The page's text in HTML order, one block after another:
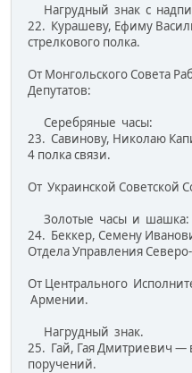
Нагрудный знак с
22. Курашеву, Ефиму
стрелкового полка.
От Монгольского Совета
Депутатов:
Серебряные часы:
23. Савинову, Николаю
4 полка связи.
От Украинской Советской
Золотые часы и шашка:
24. Беккер, Семену
Отдела Управления
От Центрального
Армении.
Нагрудный знак.
25. Гай, Гая Дмитриевич —
пору­чений.